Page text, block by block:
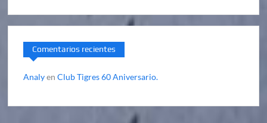
Comentarios recientes
AnalyenClub Tigres 60 Aniversario.